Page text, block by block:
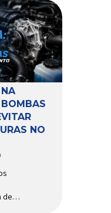
World
é
[…]
NO
de